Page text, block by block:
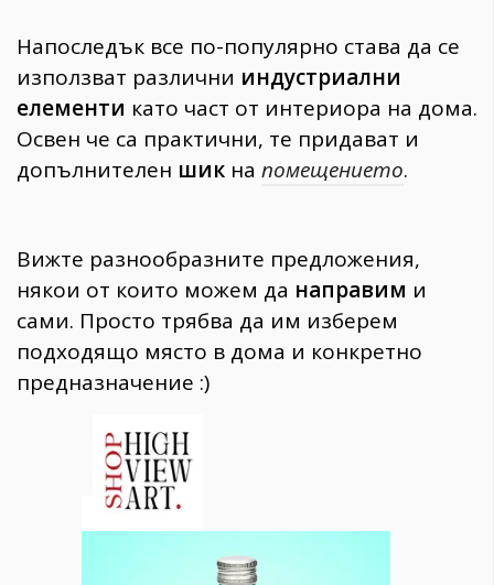
Gentlemen
382
Wellness
1817
Напоследък все по-популярно става да се
използват различни индустриални
елементи като част от интериора на дома.
Освен че са практични, те придават и
допълнителен шик на помещението.
Вижте разнообразните предложения,
някои от които можем да направим и
сами. Просто трябва да им изберем
подходящо място в дома и конкретно
предназначение :)